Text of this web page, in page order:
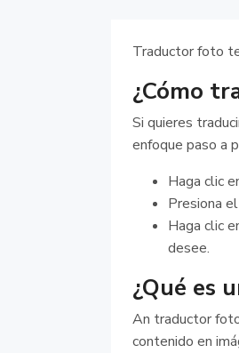
Traductor foto
¿Cómo
Si quieres
enfoque paso a
Haga clic
Presiona
Haga clic
desee.
¿Qué es
An traductor
contenido en